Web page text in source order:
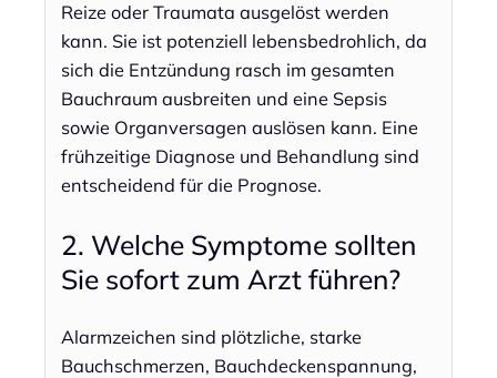
Reize oder Traumata ausgelöst werden
kann. Sie ist potenziell lebensbedrohlich, da
sich die Entzündung rasch im gesamten
Bauchraum ausbreiten und eine Sepsis
sowie Organversagen auslösen kann. Eine
frühzeitige Diagnose und Behandlung sind
entscheidend für die Prognose.
2. Welche Symptome sollten
Sie sofort zum Arzt führen?
Alarmzeichen sind plötzliche, starke
Bauchschmerzen, Bauchdeckenspannung,